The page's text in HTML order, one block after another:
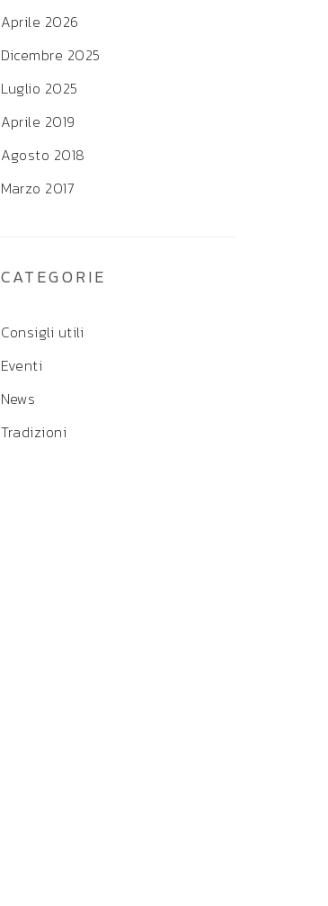
Aprile 2026
Dicembre 2025
Luglio 2025
Aprile 2019
Agosto 2018
Marzo 2017
CATEGORIE
Consigli utili
Eventi
News
Tradizioni